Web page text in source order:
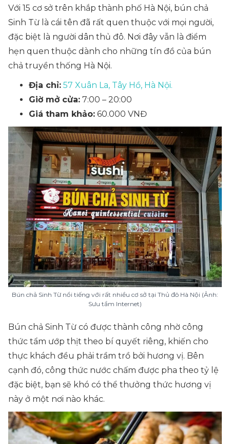
Với 15 cơ sở trên khắp thành phố Hà Nội, bún chả
Sinh Từ là cái tên đã rất quen thuộc với mọi người,
đặc biệt là người dân thủ đô. Nơi đây vẫn là điểm
hẹn quen thuộc dành cho những tín đồ của bún
chả truyền thống Hà Nội.
Địa chỉ: 57 Xuân La, Tây Hồ, Hà Nội.
Giờ mở cửa: 7:00 – 20:00
Giá tham khảo: 60.000 VNĐ
Bún chả Sinh Từ nổi tiếng với rất nhiều cơ sở tại Thủ đô Hà Nội (Ảnh:
Sưu tầm Internet)
Bún chả Sinh Từ có được thành công nhờ công
thức tẩm ướp thịt theo bí quyết riêng, khiến cho
thực khách đều phải trầm trồ bởi hương vị. Bên
cạnh đó, công thức nước chấm được pha theo tỷ lệ
đặc biệt, bạn sẽ khó có thể thưởng thức hương vị
này ở một nơi nào khác.